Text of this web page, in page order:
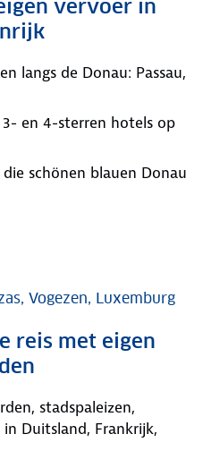
vervoer in
langs de Donau: Passau,
en 4-sterren hotels op
schönen blauen Donau
Vogezen, Luxemburg
reis met eigen
stadspaleizen,
Duitsland, Frankrijk,